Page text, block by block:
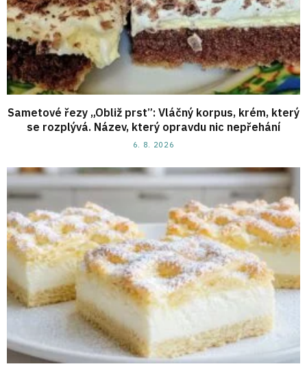
Sametové řezy „Obliž prst”: Vláčný korpus, krém, který
se rozplývá. Název, který opravdu nic nepřehání
6. 8. 2026